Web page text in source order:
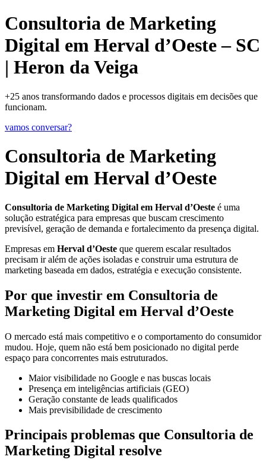
Consultoria de Marketing
Digital em Herval d’Oeste – SC
| Heron da Veiga
+25 anos transformando dados e processos digitais em decisões que
funcionam.
vamos conversar?
Consultoria de Marketing
Digital em Herval d’Oeste
Consultoria de Marketing Digital em Herval d’Oeste é uma
solução estratégica para empresas que buscam crescimento
previsível, geração de demanda e fortalecimento da presença digital.
Empresas em Herval d’Oeste que querem escalar resultados
precisam ir além de ações isoladas e construir uma estrutura de
marketing baseada em dados, estratégia e execução consistente.
Por que investir em Consultoria de
Marketing Digital em Herval d’Oeste
O mercado está mais competitivo e o comportamento do consumidor
mudou. Hoje, quem não está bem posicionado no digital perde
espaço para concorrentes mais estruturados.
Maior visibilidade no Google e nas buscas locais
Presença em inteligências artificiais (GEO)
Geração constante de leads qualificados
Mais previsibilidade de crescimento
Principais problemas que Consultoria de
Marketing Digital resolve